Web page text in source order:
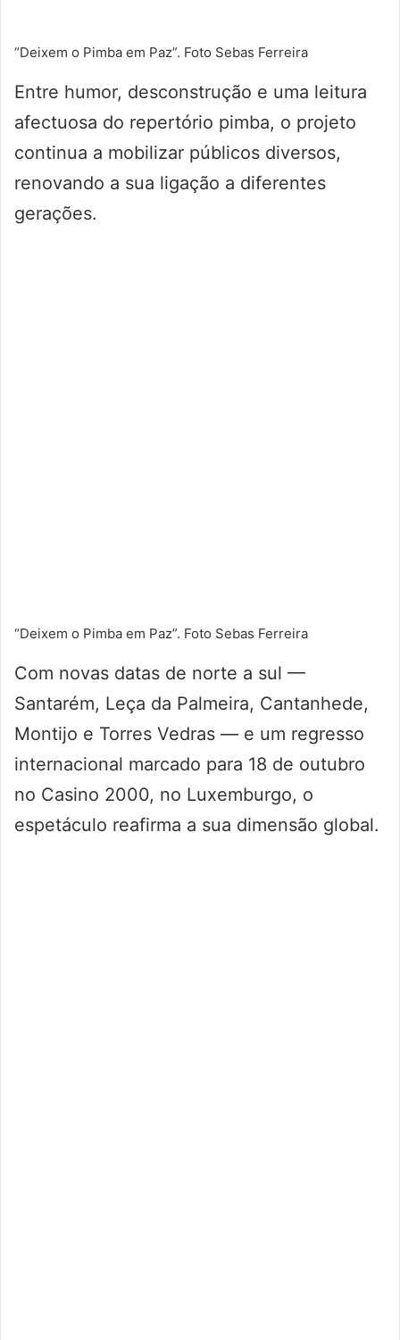
“Deixem o Pimba em Paz”. Foto Sebas Ferreira
Entre humor, desconstrução e uma leitura
afectuosa do repertório pimba, o projeto
continua a mobilizar públicos diversos,
renovando a sua ligação a diferentes
gerações.
“Deixem o Pimba em Paz”. Foto Sebas Ferreira
Com novas datas de norte a sul —
Santarém, Leça da Palmeira, Cantanhede,
Montijo e Torres Vedras — e um regresso
internacional marcado para 18 de outubro
no Casino 2000, no Luxemburgo, o
espetáculo reafirma a sua dimensão global.